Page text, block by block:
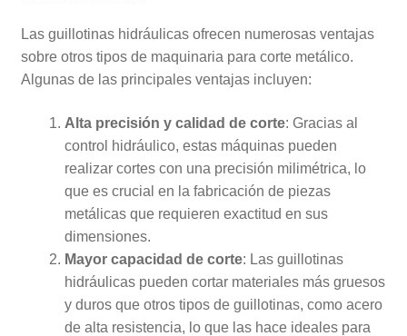
Las guillotinas hidráulicas ofrecen numerosas ventajas
sobre otros tipos de maquinaria para corte metálico.
Algunas de las principales ventajas incluyen:
Alta precisión y calidad de corte: Gracias al
control hidráulico, estas máquinas pueden
realizar cortes con una precisión milimétrica, lo
que es crucial en la fabricación de piezas
metálicas que requieren exactitud en sus
dimensiones.
Mayor capacidad de corte: Las guillotinas
hidráulicas pueden cortar materiales más gruesos
y duros que otros tipos de guillotinas, como acero
de alta resistencia, lo que las hace ideales para